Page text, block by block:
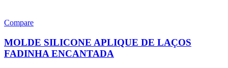
Compare
MOLDE SILICONE APLIQUE DE LAÇOS
FADINHA ENCANTADA